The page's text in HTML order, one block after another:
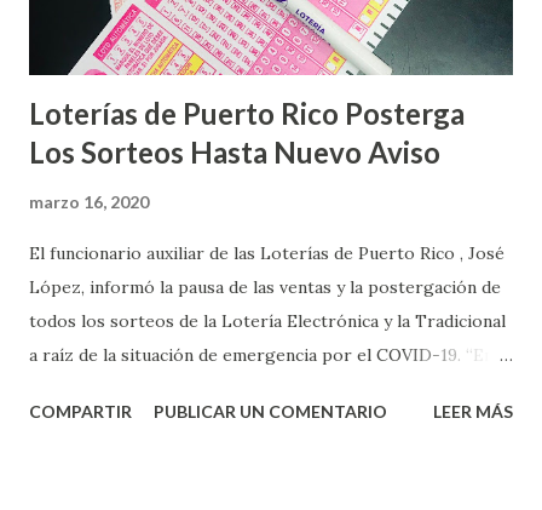
Loterías de Puerto Rico Posterga
Los Sorteos Hasta Nuevo Aviso
marzo 16, 2020
El funcionario auxiliar de las Loterías de Puerto Rico , José
López, informó la pausa de las ventas y la postergación de
todos los sorteos de la Lotería Electrónica y la Tradicional
a raíz de la situación de emergencia por el COVID-19. “En
proteger la salud de nuestros empleados, vendedores y
COMPARTIR PUBLICAR UN COMENTARIO LEER MÁS